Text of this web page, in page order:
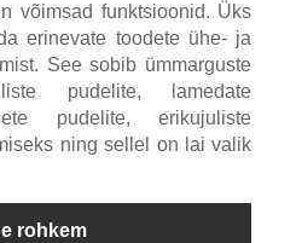
võimsad funktsioonid. Üks
erinevate toodete ühe- ja
See sobib ümmarguste
pudelite, lamedate
pudelite, erikujuliste
ning sellel on lai valik
rohkem